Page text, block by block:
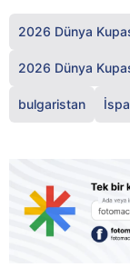
2026 Dünya
2026 Dünya
bulgaristan